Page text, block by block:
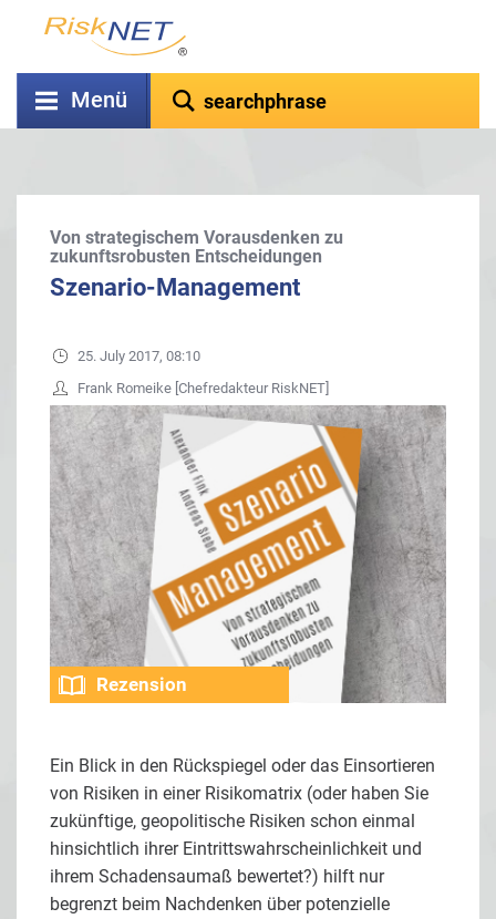
Menü
Von strategischem Vorausdenken zu
zukunftsrobusten Entscheidungen
Szenario-Management
25. July 2017, 08:10
Frank Romeike [Chefredakteur RiskNET]
Rezension
Ein Blick in den Rückspiegel oder das Einsortieren
von Risiken in einer Risikomatrix (oder haben Sie
zukünftige, geopolitische Risiken schon einmal
hinsichtlich ihrer Eintrittswahrscheinlichkeit und
ihrem Schadensaumaß bewertet?) hilft nur
begrenzt beim Nachdenken über potenzielle